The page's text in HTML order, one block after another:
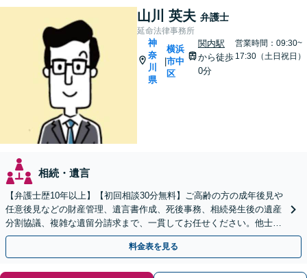
山川 英夫 弁護士
延命法律事務所
神
奈
川
県
横浜
市中
区
関内駅
から徒歩
0分
営業時間：09:30~
17:30（土日祝日）
相続・遺言
【弁護士歴10年以上】【初回相談30分無料】ご高齢の方の成年後見や
任意後見などの財産管理、遺言書作成、死後事務、相続発生後の遺産
分割協議、複雑な遺留分請求まで、一貫してお任せください。他士業
との連携力を活かした最適解の追求【WEB面談対応】
料金表を見る